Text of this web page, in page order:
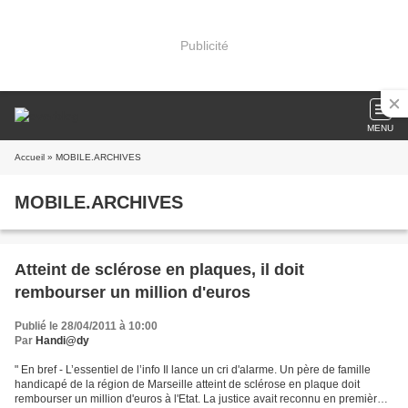
Publicité
MENU
Accueil » MOBILE.ARCHIVES
MOBILE.ARCHIVES
Atteint de sclérose en plaques, il doit
rembourser un million d'euros
Publié le 28/04/2011 à 10:00
Par Handi@dy
" En bref - L’essentiel de l’info Il lance un cri d'alarme. Un père de famille
handicapé de la région de Marseille atteint de sclérose en plaque doit
rembourser un million d'euros à l'Etat. La justice avait reconnu en première